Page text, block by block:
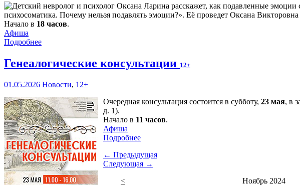
психосоматика. Почему нельзя подавлять эмоции?». Её проведет Оксана
Начало в 18 часов.
Афиша
Подробнее
Генеалогические консультации 12+
01.05.2026 Новости, 12+
Очередная консультация состоится в субботу, 23 мая, в
д. 1).
Начало в 11 часов.
Афиша
Подробнее
← Предыдущая
Следующая →
<
Ноябрь 2024